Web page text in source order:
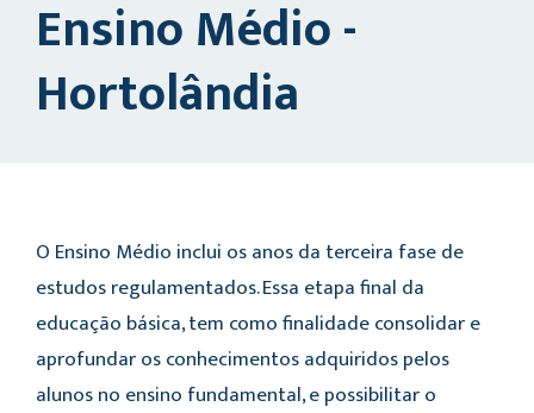
Ensino Médio -
Hortolândia
O Ensino Médio inclui os anos da terceira fase de
estudos regulamentados. Essa etapa final da
educação básica, tem como finalidade consolidar e
aprofundar os conhecimentos adquiridos pelos
alunos no ensino fundamental, e possibilitar o